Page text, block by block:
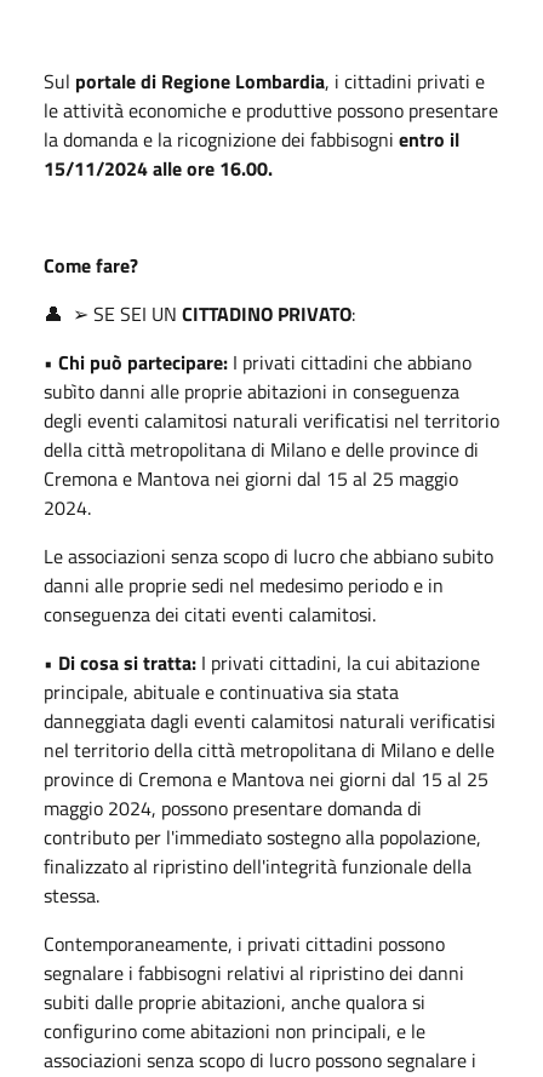
Sul portale di Regione Lombardia, i cittadini privati e
le attività economiche e produttive possono presentare
la domanda e la ricognizione dei fabbisogni entro il
15/11/2024 alle ore 16.00.
Come fare?
👤 ➢ SE SEI UN CITTADINO PRIVATO:
• Chi può partecipare: I privati cittadini che abbiano
subìto danni alle proprie abitazioni in conseguenza
degli eventi calamitosi naturali verificatisi nel territorio
della città metropolitana di Milano e delle province di
Cremona e Mantova nei giorni dal 15 al 25 maggio
2024.
Le associazioni senza scopo di lucro che abbiano subito
danni alle proprie sedi nel medesimo periodo e in
conseguenza dei citati eventi calamitosi.
• Di cosa si tratta: I privati cittadini, la cui abitazione
principale, abituale e continuativa sia stata
danneggiata dagli eventi calamitosi naturali verificatisi
nel territorio della città metropolitana di Milano e delle
province di Cremona e Mantova nei giorni dal 15 al 25
maggio 2024, possono presentare domanda di
contributo per l'immediato sostegno alla popolazione,
finalizzato al ripristino dell'integrità funzionale della
stessa.
Contemporaneamente, i privati cittadini possono
segnalare i fabbisogni relativi al ripristino dei danni
subiti dalle proprie abitazioni, anche qualora si
configurino come abitazioni non principali, e le
associazioni senza scopo di lucro possono segnalare i